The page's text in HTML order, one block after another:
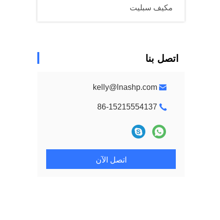
مكيف سبليت
اتصل بنا
kelly@lnashp.com
86-15215554137
اتصل الآن